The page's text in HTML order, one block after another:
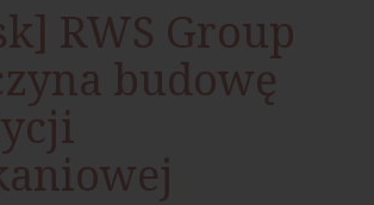
RWS Group
budowę